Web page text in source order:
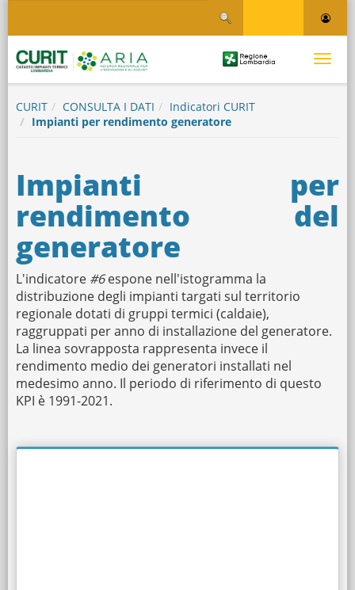
principale
Toggle
Logo
Logo
Regione
CURIT CONSULTA I DATI
Indicatori CURIT
Impianti per rendimento generatore
Impianti per
rendimento del
generatore
L'indicatore #6espone nell'istogramma la
distribuzione degli impianti targati sul territorio
regionale dotati di gruppi termici (caldaie),
raggruppati per anno di installazione del generatore.
La linea sovrapposta rappresenta invece il
rendimento medio dei generatori installati nel
medesimo anno. Il periodo di riferimento di questo
KPI è 1991-2021.